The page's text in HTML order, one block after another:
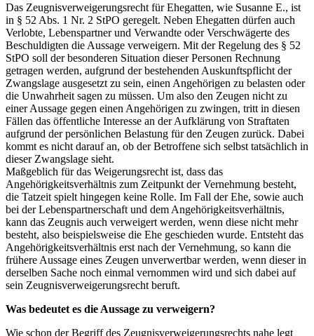
Das Zeugnisverweigerungsrecht für Ehegatten, wie Susanne E., ist
in § 52 Abs. 1 Nr. 2 StPO geregelt. Neben Ehegatten dürfen auch
Verlobte, Lebenspartner und Verwandte oder Verschwägerte des
Beschuldigten die Aussage verweigern. Mit der Regelung des § 52
StPO soll der besonderen Situation dieser Personen Rechnung
getragen werden, aufgrund der bestehenden Auskunftspflicht der
Zwangslage ausgesetzt zu sein, einen Angehörigen zu belasten oder
die Unwahrheit sagen zu müssen. Um also den Zeugen nicht zu
einer Aussage gegen einen Angehörigen zu zwingen, tritt in diesen
Fällen das öffentliche Interesse an der Aufklärung von Straftaten
aufgrund der persönlichen Belastung für den Zeugen zurück. Dabei
kommt es nicht darauf an, ob der Betroffene sich selbst tatsächlich in
dieser Zwangslage sieht.
Maßgeblich für das Weigerungsrecht ist, dass das
Angehörigkeitsverhältnis zum Zeitpunkt der Vernehmung besteht,
die Tatzeit spielt hingegen keine Rolle. Im Fall der Ehe, sowie auch
bei der Lebenspartnerschaft und dem Angehörigkeitsverhältnis,
kann das Zeugnis auch verweigert werden, wenn diese nicht mehr
besteht, also beispielsweise die Ehe geschieden wurde. Entsteht das
Angehörigkeitsverhältnis erst nach der Vernehmung, so kann die
frühere Aussage eines Zeugen unverwertbar werden, wenn dieser in
derselben Sache noch einmal vernommen wird und sich dabei auf
sein Zeugnisverweigerungsrecht beruft.
Was bedeutet es die Aussage zu verweigern?
Wie schon der Begriff des Zeugnisverweigerungsrechts nahe legt